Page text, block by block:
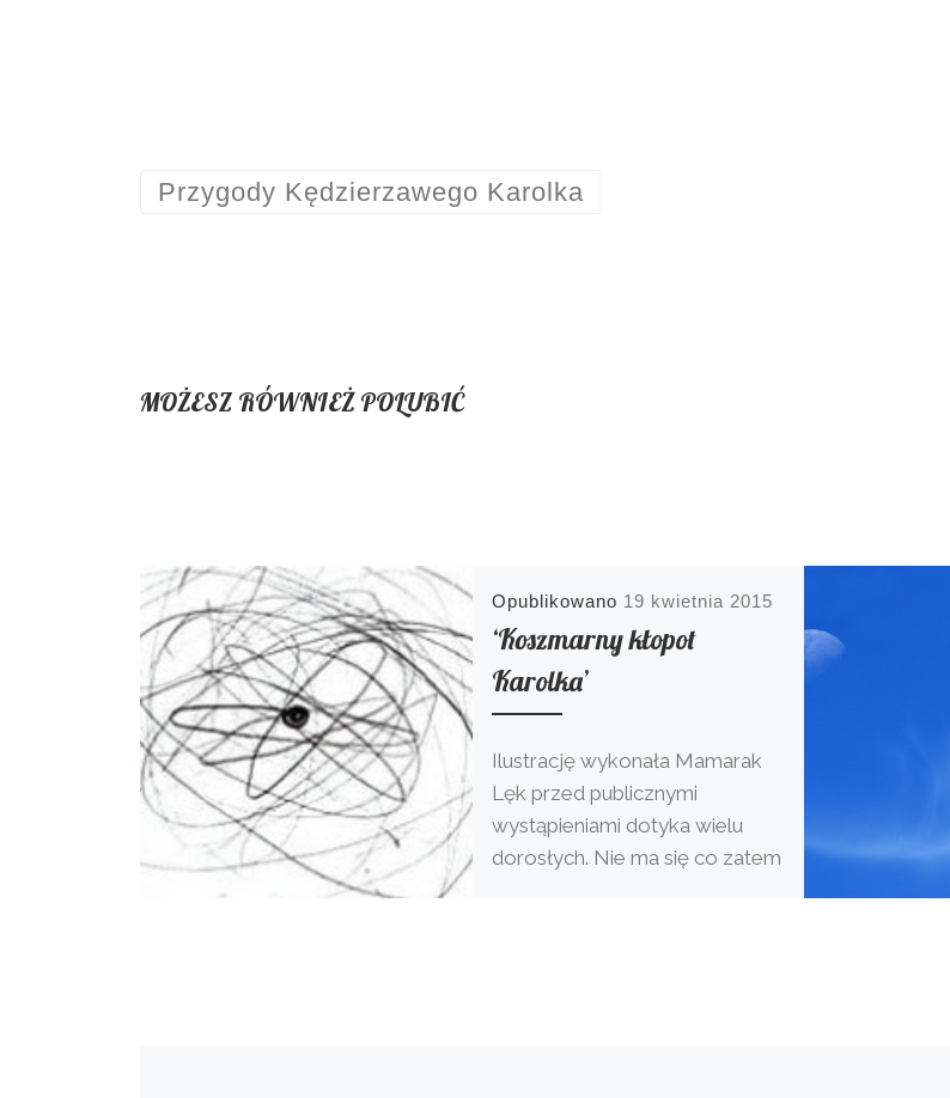
Przygody Kędzierzawego Karolka
MOŻESZ RÓWNIEŻ POLUBIĆ
Opublikowano 19 kwietnia 2015
‘Koszmarny kłopot
Karolka’
Ilustrację wykonała Mamarak
Lęk przed publicznymi
wystąpieniami dotyka wielu
dorosłych. Nie ma się co zatem